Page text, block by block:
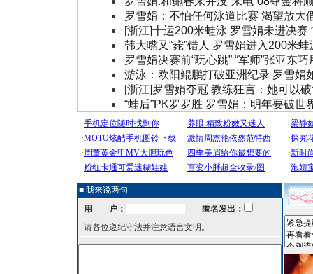
罗雪娟：不怕任何泳道比赛 渴望放大
[浙江]十运200米蛙泳 罗雪娟未进决赛
韩大嘴又“毙”错人 罗雪娟进入200米蛙
罗雪娟决赛前“玩心跳” “军师”张亚东巧
游泳：欧阳鲲鹏打破亚洲纪录 罗雪娟
[浙江]罗雪娟夺冠 教练狂言：她可以
“蛙后”PK罗罗胜 罗雪娟：明年要破世
■ 我来说两句
用 户：
匿名发出：
请各位遵纪守法并注意语言文明。